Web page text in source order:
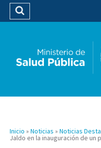
Buscar
Inicio » Noticias » Noticias
Jaldo en la inauguración de un